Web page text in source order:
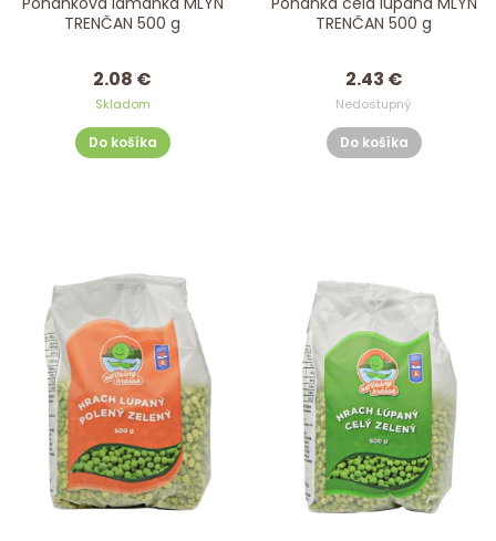
TRENČAN 500 g
2.08 €
Skladom
Do košíka
TRENČAN 500 g
2.43 €
Nedostupný
Do košíka